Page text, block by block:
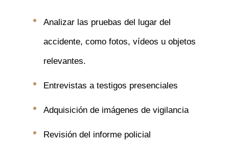
Analizar las pruebas del lugar del
accidente, como fotos, vídeos u objetos
relevantes.
Entrevistas a testigos presenciales
Adquisición de imágenes de vigilancia
Revisión del informe policial